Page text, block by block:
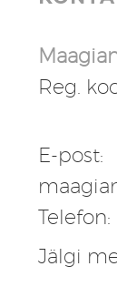
Reg.
E-post:
Telefon:
Jälgi